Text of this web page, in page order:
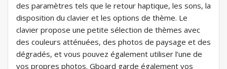
des paramètres tels que le retour haptique, les sons, la
disposition du clavier et les options de thème. Le
clavier propose une petite sélection de thèmes avec
des couleurs atténuées, des photos de paysage et des
dégradés, et vous pouvez également utiliser l’une de
vos propres photos. Gboard garde également vos